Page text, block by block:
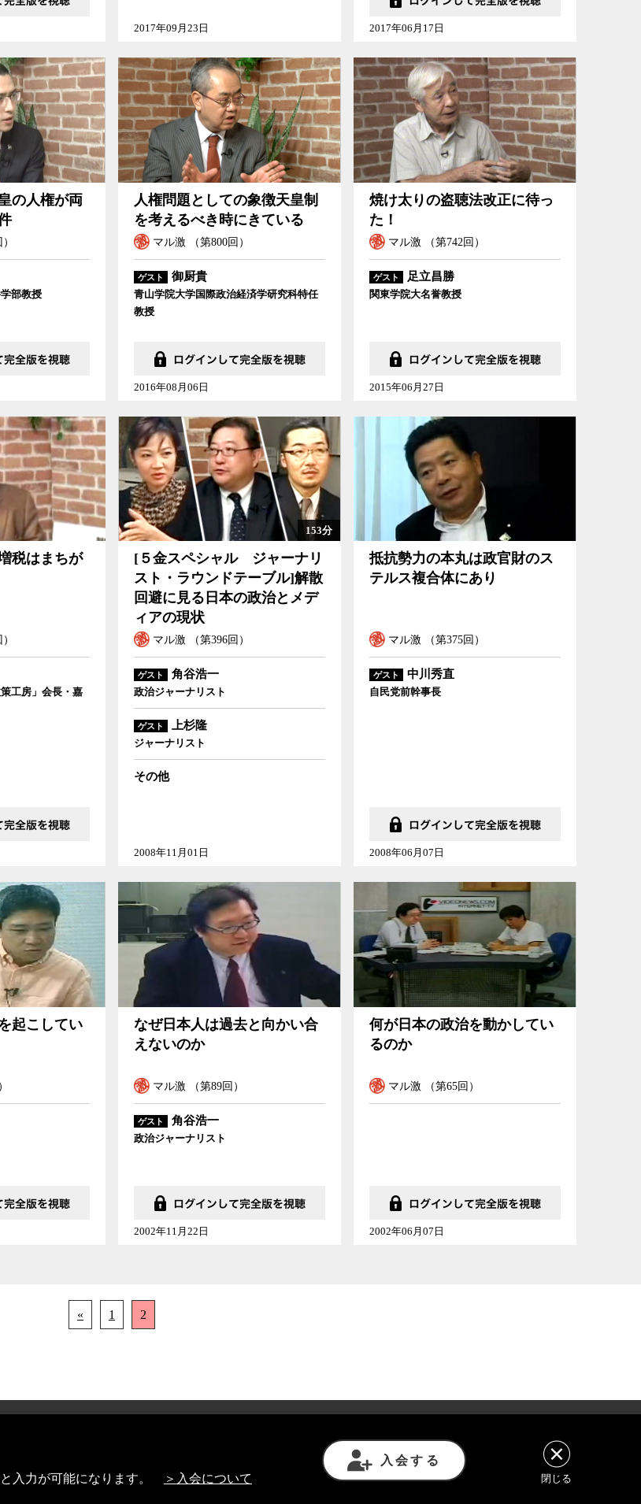
2017年09月23日 2017年06月17日
の人権が両
部教授
人権問題としての象徴天皇制
を考えるべき時にきている
マル激 （第800回）
ゲスト 御厨貴
青山学院大学国際政治経済学研究科特任
教授
2016年08月06日
焼け太りの盗聴法改正に待っ
た！
マル激 （第742回）
ゲスト 足立昌勝
関東学院大名誉教授
2015年06月27日
税はまちが
工房」会長・嘉
避に見る日本の政治とメディアの現状
153分
[５金スペシャル ジャーナリ
スト・ラウンドテーブル]解散
回避に見る日本の政治とメデ
ィアの現状
マル激 （第396回）
ゲスト 角谷浩一
政治ジャーナリスト
ゲスト 上杉隆
ジャーナリスト
その他
2008年11月01日
抵抗勢力の本丸は政官財のス
テルス複合体にあり
マル激 （第375回）
ゲスト 中川秀直
自民党前幹事長
2008年06月07日
起こしてい
なぜ日本人は過去と向かい合
えないのか
マル激 （第89回）
ゲスト 角谷浩一
政治ジャーナリスト
2002年11月22日
何が日本の政治を動かしてい
るのか
マル激 （第65回）
2002年06月07日
« 1 2
(C) Video News Network. All rights reserved.
入力が可能になります。 ＞入会について
入会する
閉じる